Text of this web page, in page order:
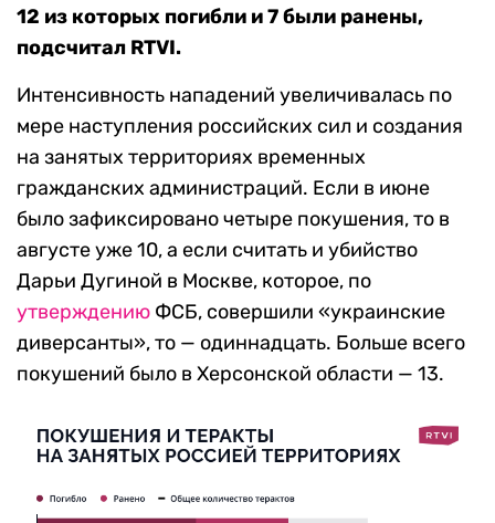
12 из которых погибли и 7 были ранены,
подсчитал RTVI.
Интенсивность нападений увеличивалась по
мере наступления российских сил и создания
на занятых территориях временных
гражданских администраций. Если в июне
было зафиксировано четыре покушения, то в
августе уже 10, а если считать и убийство
Дарьи Дугиной в Москве, которое, по
утверждению ФСБ, совершили «украинские
диверсанты», то — одиннадцать. Больше всего
покушений было в Херсонской области — 13.